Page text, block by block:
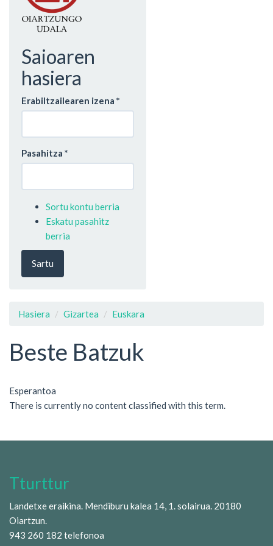
Saioaren
hasiera
Erabiltzailearen izena *
Pasahitza *
Sortu kontu berria
Eskatu pasahitz
berria
Sartu
Hasiera Gizartea Euskara
Beste Batzuk
Esperantoa
There is currently no content classified with this term.
Tturttur
Landetxe eraikina. Mendiburu kalea 14, 1. solairua. 20180
Oiartzun.
943 260 182 telefonoa